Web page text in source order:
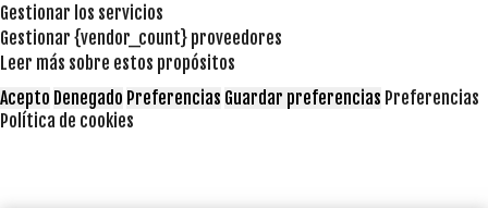
Gestionar los servicios
Gestionar {vendor_count} proveedores
Leer más sobre estos propósitos
Acepto Denegado Preferencias Guardar preferencias Preferencias
Política de cookies